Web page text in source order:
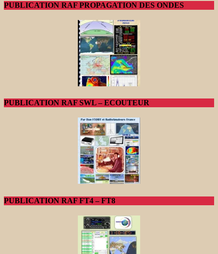
PUBLICATION RAF PROPAGATION DES ONDES
PUBLICATION RAF SWL – ECOUTEUR
PUBLICATION RAF FT4 – FT8